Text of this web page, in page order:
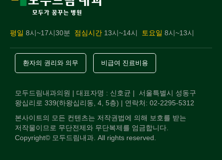
평일 8시~17시30분 점심시간 13시~14시 토요일 8시~13시
환자의 권리와 의무 비급여 진료비용
모두드림내과의원 | 대표자명 : 신호균 | 서울특별시 성동구
왕십리로 339(하왕십리동, 4, 5층) | 연락처: 02-2295-5312
본사이트의 모든 컨텐츠는 저작권법에 의해 보호를 받는
저작물이므로 무단전제와 무단복제를 엄금합니다.
Copyright© 모두드림내과. All rights reserved.